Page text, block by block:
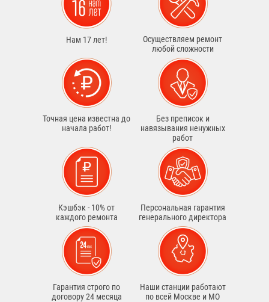
Нам 17 лет!
Осуществляем ремонт
любой сложности
Точная цена известна до
начала работ!
Без преписок и
навязывания ненужных
работ
Кэшбэк - 10% от
каждого ремонта
Персональная гарантия
генерального директора
Гарантия строго по
договору 24 месяца
Наши станции работают
по всей Москве и МО